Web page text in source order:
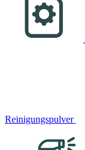
Reinigungspulver